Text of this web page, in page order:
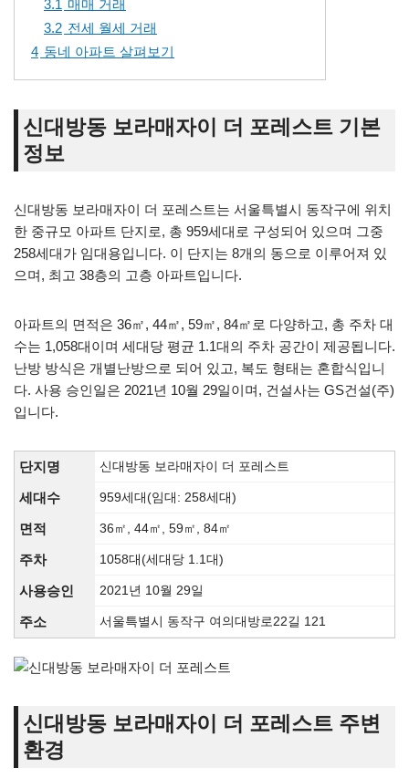
3.1 매매 거래
3.2 전세 월세 거래
4 동네 아파트 살펴보기
신대방동 보라매자이 더 포레스트 기본
정보
신대방동 보라매자이 더 포레스트는 서울특별시 동작구에 위치
한 중규모 아파트 단지로, 총 959세대로 구성되어 있으며 그중
258세대가 임대용입니다. 이 단지는 8개의 동으로 이루어져 있
으며, 최고 38층의 고층 아파트입니다.
아파트의 면적은 36㎡, 44㎡, 59㎡, 84㎡로 다양하고, 총 주차 대
수는 1,058대이며 세대당 평균 1.1대의 주차 공간이 제공됩니다.
난방 방식은 개별난방으로 되어 있고, 복도 형태는 혼합식입니
다. 사용 승인일은 2021년 10월 29일이며, 건설사는 GS건설(주)
입니다.
단지명 신대방동 보라매자이 더 포레스트
세대수 959세대(임대: 258세대)
면적 36㎡, 44㎡, 59㎡, 84㎡
주차 1058대(세대당 1.1대)
사용승인 2021년 10월 29일
주소 서울특별시 동작구 여의대방로22길 121
신대방동 보라매자이 더 포레스트 주변
환경